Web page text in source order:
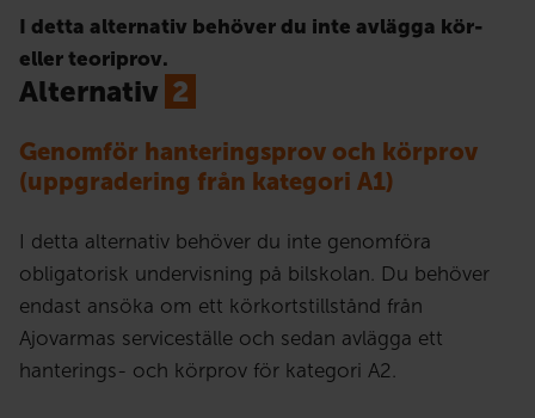
I detta alternativ behöver du inte avlägga kör-
eller teoriprov.
Alternativ 2
Genomför hanteringsprov och körprov
(uppgradering från kategori A1)
I detta alternativ behöver du inte genomföra
obligatorisk undervisning på bilskolan. Du behöver
endast ansöka om ett körkortstillstånd från
Ajovarmas serviceställe och sedan avlägga ett
hanterings- och körprov för kategori A2.